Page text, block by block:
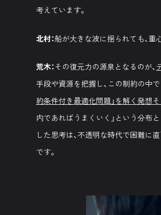
考えています。
北村：船が大きな波に揺られても、重
荒木：その復元力の源泉となるのが、
手段や資源を把握し、この制約の中
約条件付き最適化問題」を解く発想
内であればうまくいく」という分布
した思考は、不透明な時代で困難に
です。